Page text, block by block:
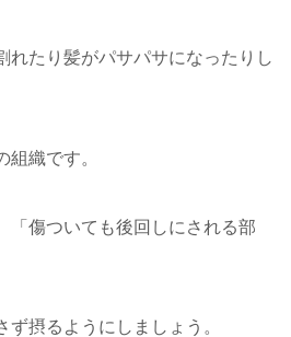
れたり髪がパサパサになったりし
組織です。
「傷ついても後回しにされる部
摂るようにしましょう。